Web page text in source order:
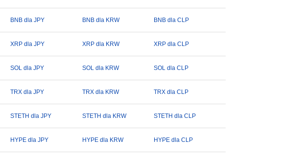
BNB dla JPY BNB dla KRW BNB dla CLP
XRP dla JPY XRP dla KRW XRP dla CLP
SOL dla JPY SOL dla KRW SOL dla CLP
TRX dla JPY TRX dla KRW TRX dla CLP
STETH dla JPY STETH dla KRW STETH dla CLP
HYPE dla JPY HYPE dla KRW HYPE dla CLP